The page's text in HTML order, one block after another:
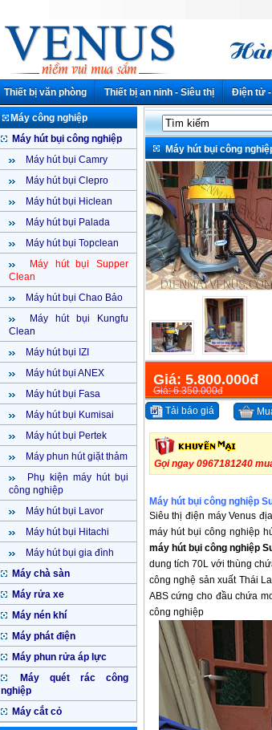
Thiết bị văn phòng Thiết bị an ninh - Siêu thị Điện tử -
Máy công nghiệp
Máy hút bụi công nghiệp
Máy hút bụi Camry
Máy hút bụi Clepro
Máy hút bụi Hiclean
Máy hút bụi Palada
Máy hút bụi Topclean
Máy hút bụi Supper
Clean
Máy hút bụi Chao Bảo
Máy hút bụi Kungfu
Clean
Máy hút bụi IZI
Máy hút bụi ANEX
Máy hút bụi Fasa
Máy hút bụi Kumisai
Máy hút bụi Pertek
Máy phun hút giặt thảm
Phụ kiện máy hút bụi
công nghiệp
Máy hút bụi Lavor
Máy hút bụi Hitachi
Máy hút bụi gia đình
Máy chà sàn
Máy rửa xe
Máy nén khí
Máy phát điện
Máy phun rửa áp lực
Máy quét rác công
nghiệp
Máy cắt cỏ
Máy hút bụi công
Giá: 5.800.000đ
Giá: 6.350.000đ
Tải báo giá
Gọi ngay 0967181240
Máy hút bụi công nghiệp
Siêu thị điện máy Venus
máy hút bụi công nghiệp
máy hút bụi công nghiệp
dung tích 70L với thùng
công nghệ sản xuất Thái
ABS cứng cho đầu chứa
công nghiệp